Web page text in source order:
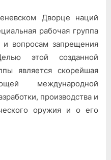
Химическое
оружие
закона!
Дворце наций
рабочая группа
вопросам запрещения
этой созданной
является скорейшая
международной
производства и
оружия и о его